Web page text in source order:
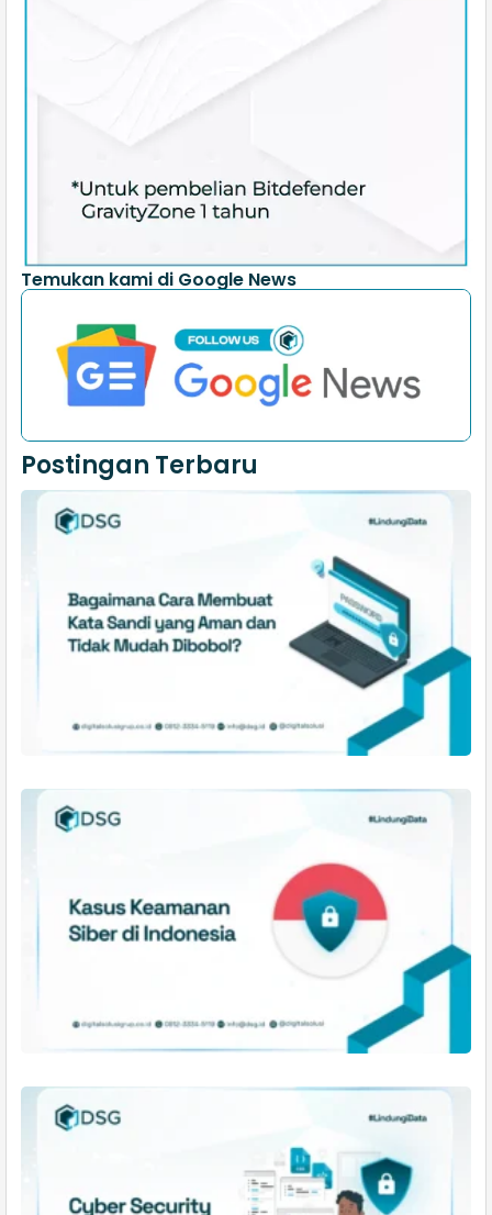
Temukan kami di Google News
Postingan Terbaru